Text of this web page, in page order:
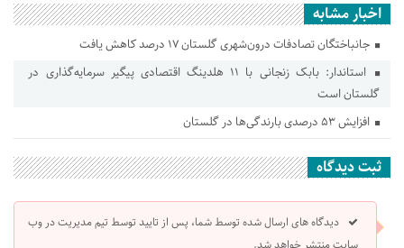
اخبار مشابه
جانباختگان تصادفات درون‌شهری گلستان ۱۷ درصد کاهش یافت
استاندار: بابک زنجانی با ۱۱ هلدینگ اقتصادی پیگیر سرمایه‌گذاری در
گلستان است
افزایش ۵۳ درصدی بارندگی‌ها در گلستان
ثبت دیدگاه
دیدگاه های ارسال شده توسط شما، پس از تایید توسط تیم مدیریت در وب